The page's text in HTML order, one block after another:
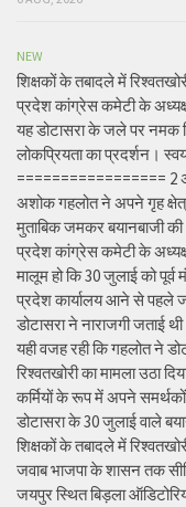
NEW
शिक्षकों के तबादले में
प्रदेश कांग्रेस कमेटी के अध्यक्ष
यह डोटासरा के जले पर
लोकप्रियता का प्रदर्शन।
================= 2
अशोक गहलोत ने अपने गृह
मुताबिक जमकर बयानबाजी
प्रदेश कांग्रेस कमेटी के अध्यक्ष
मालूम हो कि 30 जुलाई को
प्रदेश कार्यालय आने से पहले
डोटासरा ने नाराजगी जताई
यही वजह रही कि गहलोत ने
रिश्वतखोरी का मामला उठा
कर्मियों के रूप में अपने
डोटासरा के 30 जुलाई वाले
शिक्षकों के तबादले में
जवाब भाजपा के शासन तक
जयपुर स्थित बिड़ला